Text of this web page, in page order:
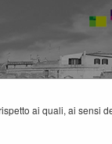
ai quali, ai sensi